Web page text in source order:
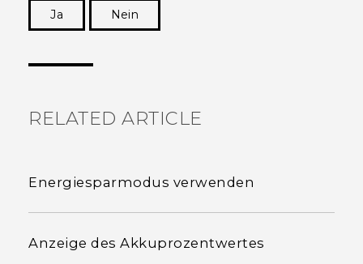
Ja
Nein
RELATED ARTICLE
Energiesparmodus verwenden
Anzeige des Akkuprozentwertes